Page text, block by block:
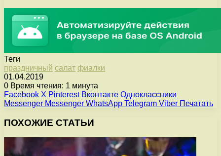
Теги
праздничный салат фиалки
01.04.2019
0 Время чтения: 1 минута
Facebook X Pinterest Вконтакте Одноклассники
Messenger Messenger WhatsApp Telegram Viber Печатать
ПОХОЖИЕ СТАТЬИ